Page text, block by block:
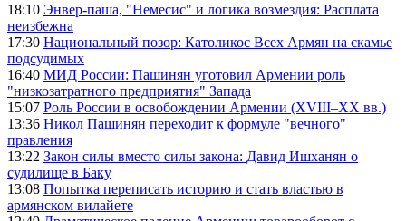
18:10 Энвер-паша, "Немесис" и логика возмездия: Расплата
неизбежна
17:30 Национальный позор: Католикос Всех Армян на скамье
подсудимых
16:40 МИД России: Пашинян уготовил Армении роль
"низкозатратного предприятия" Запада
15:07 Роль России в освобождении Армении (XVIII–XX вв.)
13:36 Никол Пашинян переходит к формуле "вечного"
правления
13:22 Закон силы вместо силы закона: Давид Ишханян о
судилище в Баку
13:08 Попытка переписать историю и стать властью в
армянском вилайете